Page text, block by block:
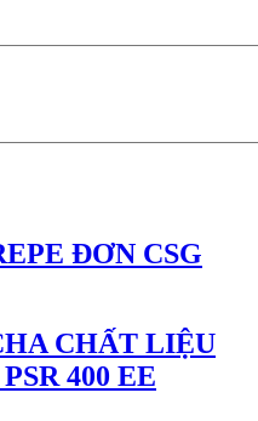
ĐƠN CSG
CHẤT LIỆU
400 EE